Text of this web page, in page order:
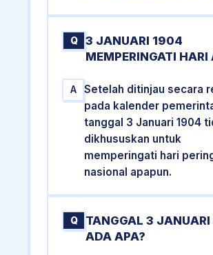
Q
3 JANUARI 1904
MEMPERINGATI HARI
A
Setelah ditinjau secara
pada kalender
tanggal 3 Januari 1904
dikhususkan untuk
memperingati hari
nasional apapun.
Q
TANGGAL 3
ADA APA?